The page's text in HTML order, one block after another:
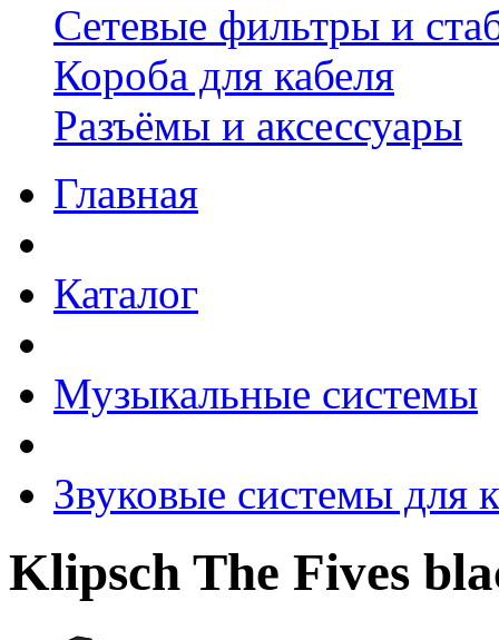
Сетевые фильтры и
Короба для кабеля
Разъёмы и аксессуары
Главная
Каталог
Музыкальные системы
Звуковые системы для
Klipsch The Fives